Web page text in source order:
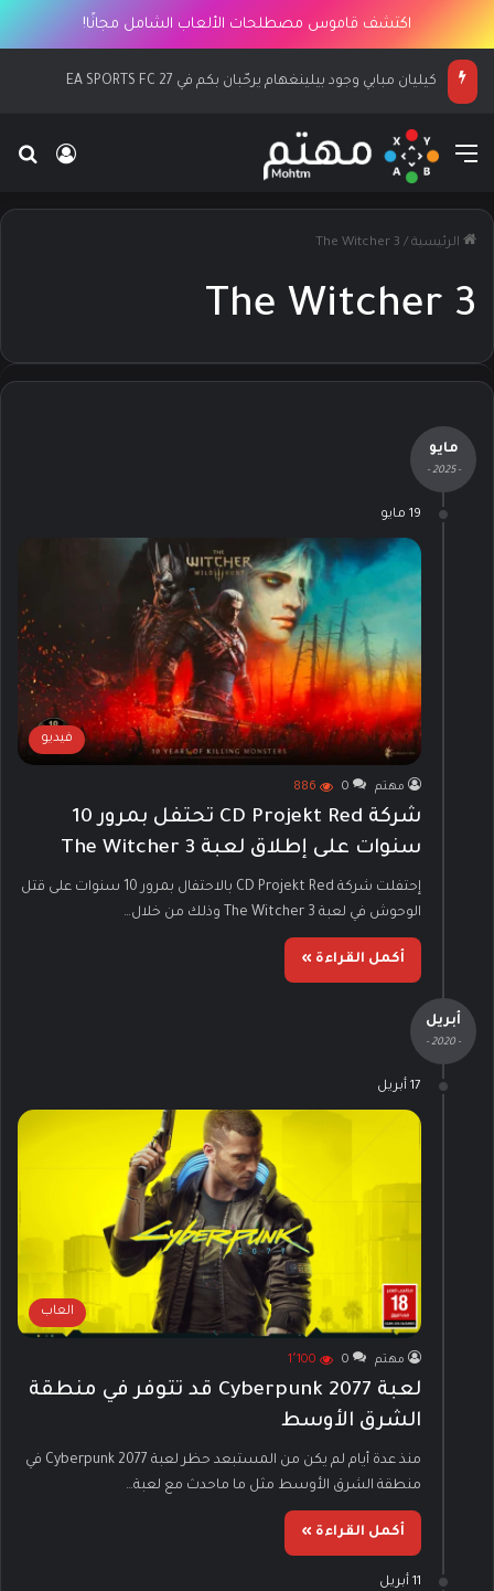
اكتشف قاموس مصطلحات الألعاب الشامل مجانًا!
كيليان مبابي وجود بيلينغهام يرحّبان بكم في EA SPORTS FC 27
القائمة
الرئيسية /
The Witcher 3
The Witcher 3
مايو
- 2025 -
19 مايو
فيديو
مهتم 0
886
شركة CD Projekt Red تحتفل بمرور 10
سنوات على إطلاق لعبة The Witcher 3
إحتفلت شركة CD Projekt Red بالاحتفال بمرور 10 سنوات على قتل
الوحوش في لعبة The Witcher 3 وذلك من خلال…
أكمل القراءة »
أبريل
- 2020 -
17 أبريل
العاب
مهتم 0 1٬100
لعبة Cyberpunk 2077 قد تتوفر في منطقة
الشرق الأوسط
منذ عدة أيام لم يكن من المستبعد حظر لعبة Cyberpunk 2077 في
منطقة الشرق الأوسط مثل ما ماحدث مع لعبة…
أكمل القراءة »
11 أبريل